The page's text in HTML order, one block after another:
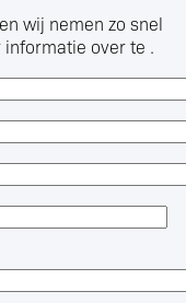
wij nemen zo snel
informatie overte .